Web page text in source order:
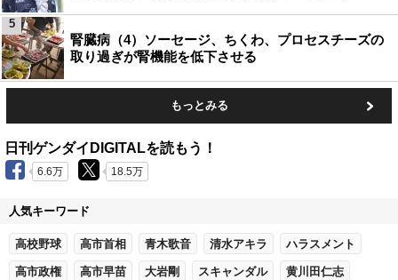
腎臓病（4）ソーセージ、ちくわ、プロセスチーズの
取り過ぎが腎機能を低下させる
5
もっとみる
日刊ゲンダイDIGITALを読もう！
6.6万 18.5万
人気キーワード
高校野球 高市首相 青木歌音 清水アキラ ハラスメント
高市政権 高市早苗 大岩剛 スキャンダル 黄川田仁志